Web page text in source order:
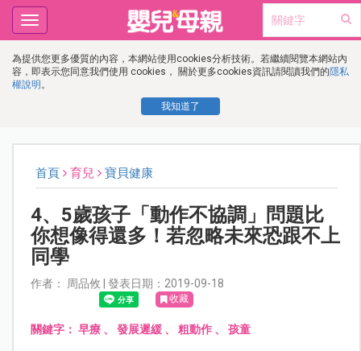
為提供您更多優質的內容，本網站使用cookies分析技術。若繼續閱覽本網站內
容，即表示您同意我們使用 cookies， 關於更多cookies資訊請閱讀我們的隱私
權說明 。
我知道了
Toggle
navigation
首頁 育兒 寶貝健康
4、5歲孩子「動作不協調」問題比
你想像得還多！若忽略未來恐跟不上
同學
作者： 周品攸 | 發表日期：2019-09-18
收藏
關鍵字： 早療、 發展遲緩、 粗動作、 孩童